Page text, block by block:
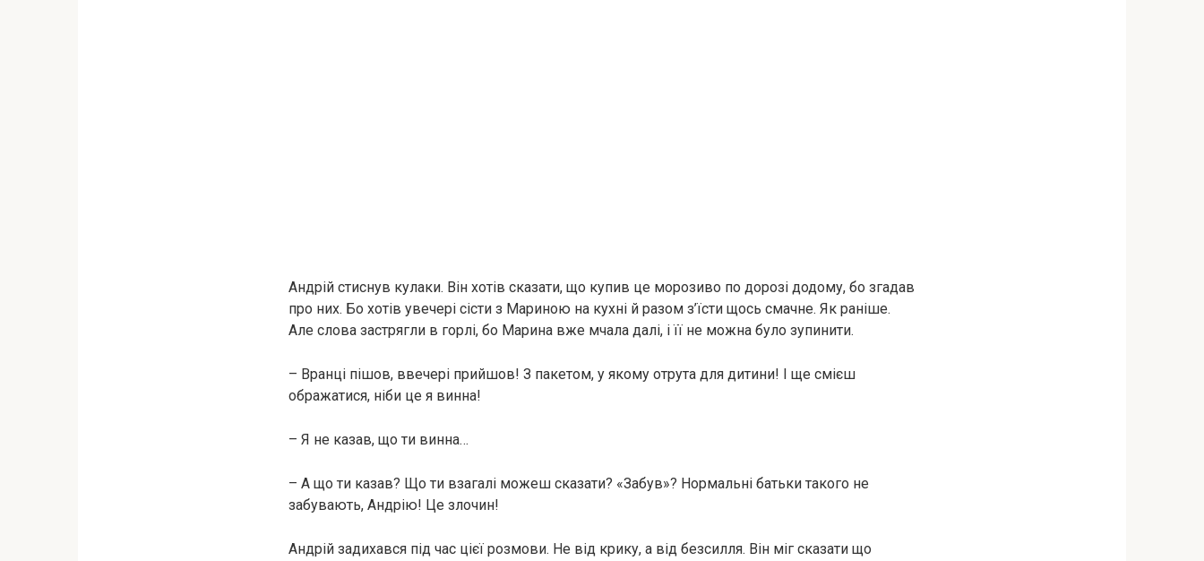
Андрій стиснув кулаки. Він хотів сказати, що купив це морозиво по дорозі додому, бо згадав
про них. Бо хотів увечері сісти з Мариною на кухні й разом з’їсти щось смачне. Як раніше.
Але слова застрягли в горлі, бо Марина вже мчала далі, і її не можна було зупинити.
– Вранці пішов, ввечері прийшов! З пакетом, у якому отрута для дитини! І ще смієш
ображатися, ніби це я винна!
– Я не казав, що ти винна…
– А що ти казав? Що ти взагалі можеш сказати? «Забув»? Нормальні батьки такого не
забувають, Андрію! Це злочин!
Андрій задихався під час цієї розмови. Не від крику, а від безсилля. Він міг сказати що